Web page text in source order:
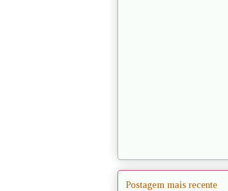
Postagem mais recente